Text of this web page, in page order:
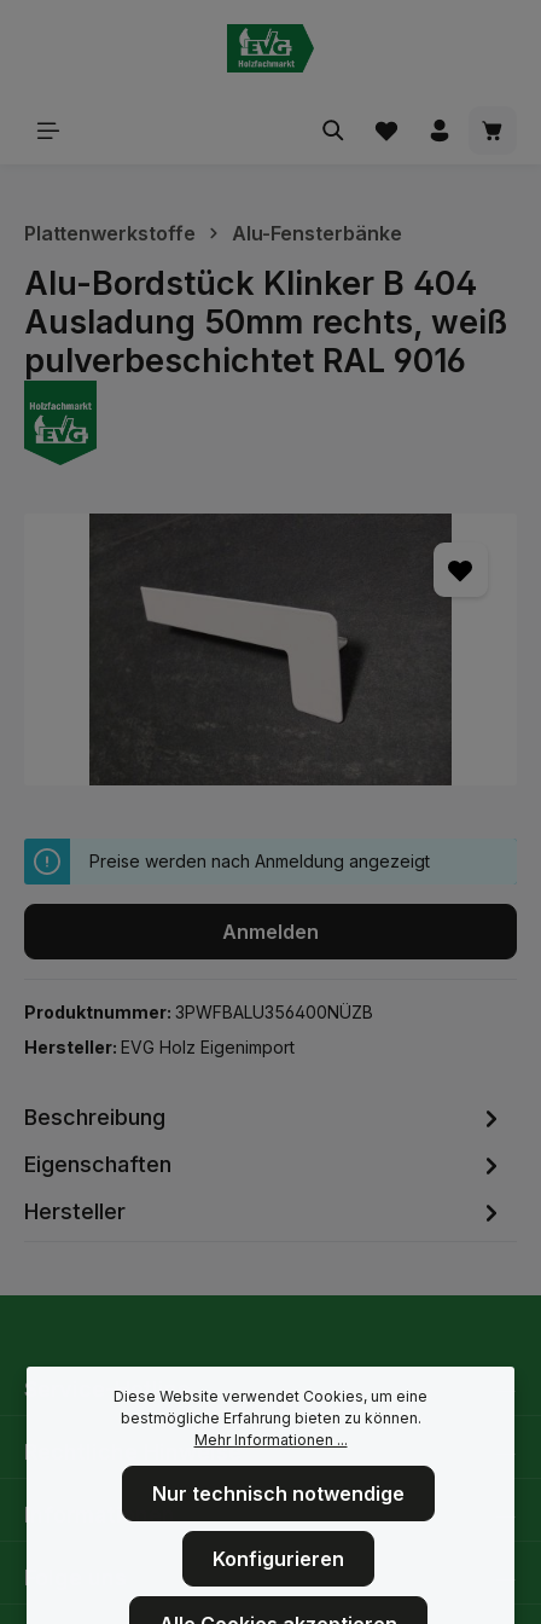
Plattenwerkstoffe Alu-Fensterbänke
Alu-Bordstück Klinker B 404
Ausladung 50mm rechts, weiß
pulverbeschichtet RAL 9016
Preise werden nach Anmeldung angezeigt
Anmelden
Produktnummer: 3PWFBALU356400NÜZB
Hersteller: EVG Holz Eigenimport
Beschreibung
Eigenschaften
Hersteller
Service-Hotline
Rechtliche Hinweise
Informationen
Folge uns
Diese Website verwendet Cookies, um eine
bestmögliche Erfahrung bieten zu können.
Mehr Informationen ...
Nur technisch notwendige
Konfigurieren